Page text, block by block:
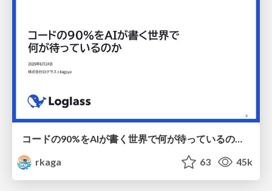
コードの90%をAIが書く世界で何が待っているのか / What awaits us in a world where 90% of the code is written by AI
rkaga
63 45k